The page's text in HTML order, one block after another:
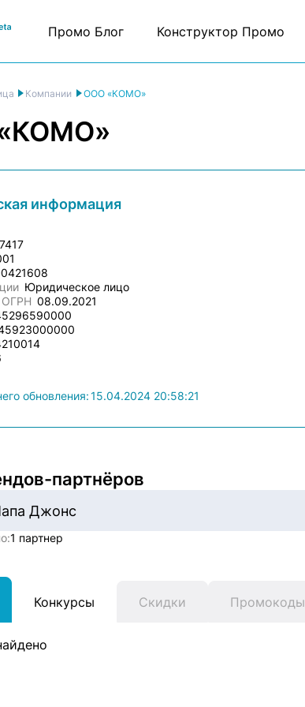
Промо Блог Конструктор Промо
Компании ООО «КОМО»
информация
Юридическое лицо
ОГРН 08.09.2021
обновления:15.04.2024 20:58:21
партнёров
Джонс
1 партнер
Конкурсы Скидки Промокоды